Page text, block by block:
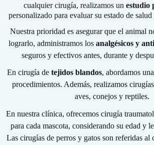
cualquier cirugía, realizamos un estudio
personalizado para evaluar su estado de
Nuestra prioridad es asegurar que el animal
lograrlo, administramos los analgésicos y
seguros y efectivos antes, durante y
En cirugía de tejidos blandos, abordamos
procedimientos. Además, realizamos
aves, conejos y reptiles.
En nuestra clínica, ofrecemos cirugía
para cada mascota, considerando su edad y
Las cirugías de perros y gatos son referidas al